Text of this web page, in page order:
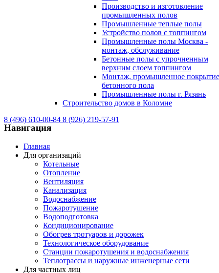
Производство и изготовление
промышленных полов
Промышленные теплые полы
Устройство полов с топпингом
Промышленные полы Москва -
монтаж, обслуживание
Бетонные полы с упрочненным
верхним слоем топпингом
Монтаж, промышленное покрытие
бетонного пола
Промышленные полы г. Рязань
Строительство домов в Коломне
8 (496) 610-00-84 8 (926) 219-57-91
Навигация
Главная
Для организаций
Котельные
Отопление
Вентиляция
Канализация
Водоснабжение
Пожаротушение
Водоподготовка
Кондиционирование
Обогрев тротуаров и дорожек
Технологическое оборудование
Станции пожаротушения и водоснабжения
Теплотрассы и наружные инженерные сети
Для частных лиц